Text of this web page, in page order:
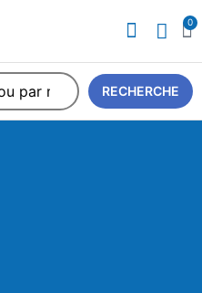
0
RECHERCHE